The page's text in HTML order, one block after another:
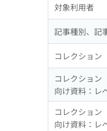
対象利用者
記事種別、記
コレクション
コレクション
向け資料：レ
コレクション
向け資料：レ